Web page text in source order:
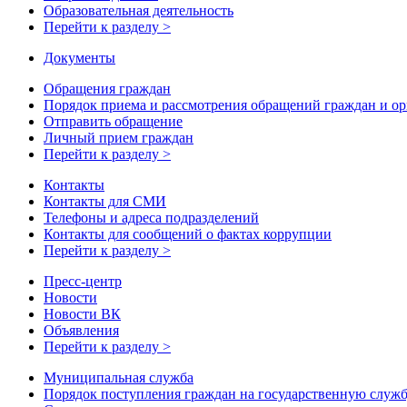
Образовательная деятельность
Перейти к разделу >
Документы
Обращения граждан
Порядок приема и рассмотрения обращений граждан и
Отправить обращение
Личный прием граждан
Перейти к разделу >
Контакты
Контакты для СМИ
Телефоны и адреса подразделений
Контакты для сообщений о фактах коррупции
Перейти к разделу >
Пресс-центр
Новости
Новости ВК
Объявления
Перейти к разделу >
Муниципальная служба
Порядок поступления граждан на государственную